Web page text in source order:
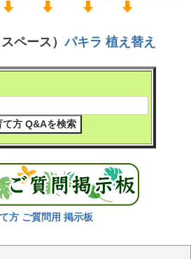
に、もし、冬場にもし寒さ
いただいております。
ましては、「
覧いただけましたら幸いで
け後、育て方などにお困り
物の育て方の観葉植物
覧いただけましたら幸いで
るい場所、半日陰な場所な
やすく表示させていただい
、育てやすい観葉植物、寒
、珍しい観葉植物、本店の
空気も綺麗になる観葉植
葉植物、トロピカルな雰囲
植物、本店での会員登録を
格に変わる「本店価格有
す。
スペース）パキラ 植え替え
方 ご質問用 掲示板